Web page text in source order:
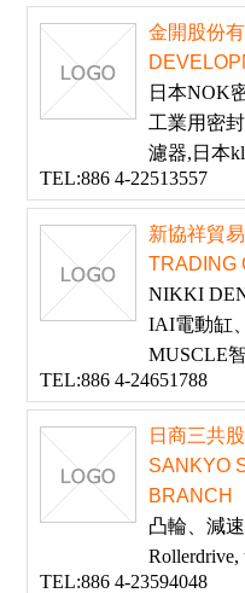
金開股份
日本NOK
工業用密
濾器,日本
TEL:886 4-22513557
新協祥貿
TRADING
NIKKI
IAI電動缸
MUSCLE
TEL:886 4-24651788
日商三共
SANKYO
BRANCH
凸輪、減
Rollerdrive,
TEL:886 4-23594048